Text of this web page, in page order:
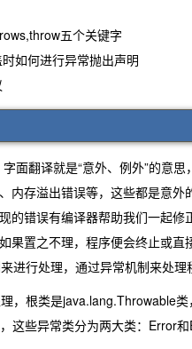
五个关键字
如何进行异常抛出声明
是
翻译就是“意外、例外”的意思
内存溢出错误等，这些都是意
的错误有编译器帮助我们一起
果置之不理，程序便会终止或
进行处理，通过异常机制来处
根类是java.lang.Throwable类
这些异常类分为两大类：Error和